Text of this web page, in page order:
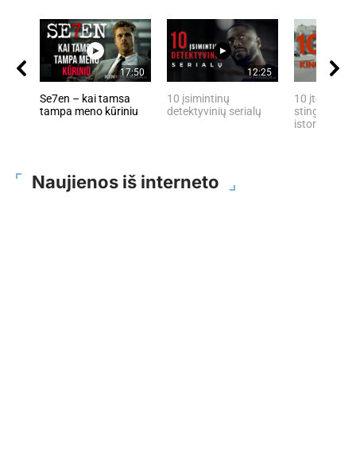
17:50
Se7en – kai tamsa
tampa meno kūriniu
12:25
10 įsimintinų
detektyvinių serialų
10 įtemptų,
stingdančių
istorijų
Naujienos iš interneto